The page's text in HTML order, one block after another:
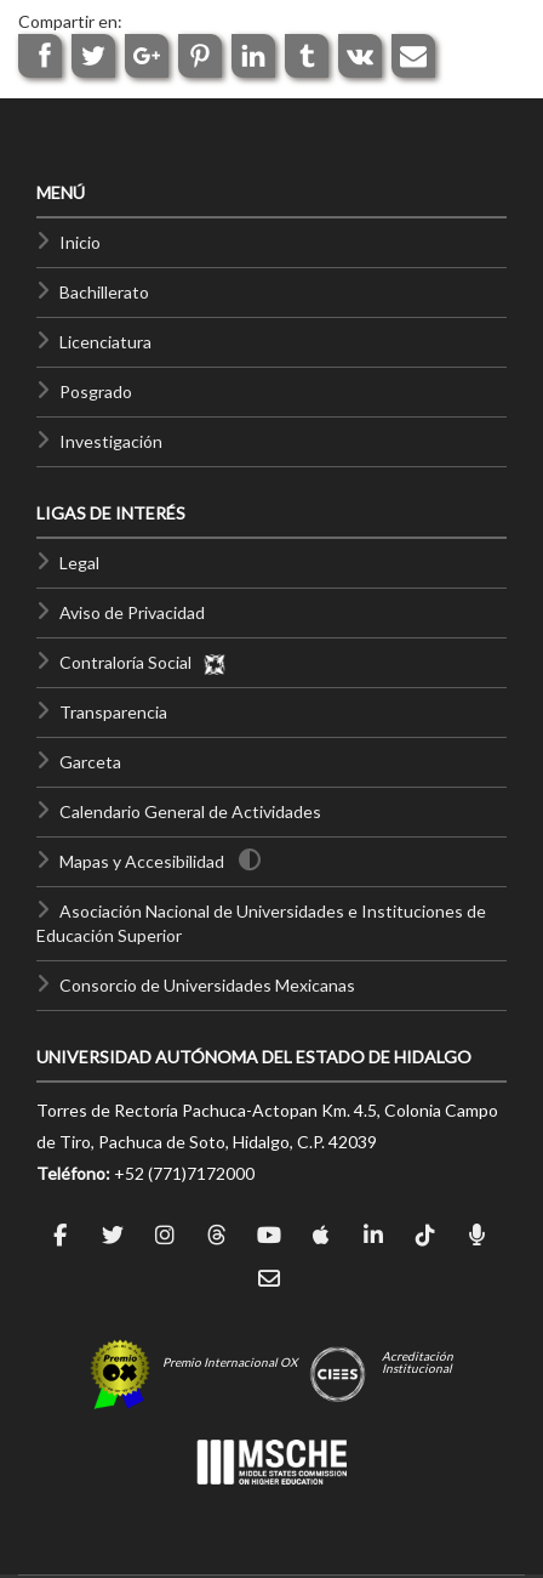
Compartir en:
MENÚ
Inicio
Bachillerato
Licenciatura
Posgrado
Investigación
LIGAS DE INTERÉS
Legal
Aviso de Privacidad
Contraloría Social
Transparencia
Garceta
Calendario General de Actividades
Mapas y Accesibilidad
Asociación Nacional de Universidades e Instituciones de
Educación Superior
Consorcio de Universidades Mexicanas
UNIVERSIDAD AUTÓNOMA DEL ESTADO DE HIDALGO
Torres de Rectoría Pachuca-Actopan Km. 4.5, Colonia Campo
de Tiro, Pachuca de Soto, Hidalgo, C.P. 42039
Teléfono: +52 (771)7172000
Premio Internacional OX
Acreditación
Institucional